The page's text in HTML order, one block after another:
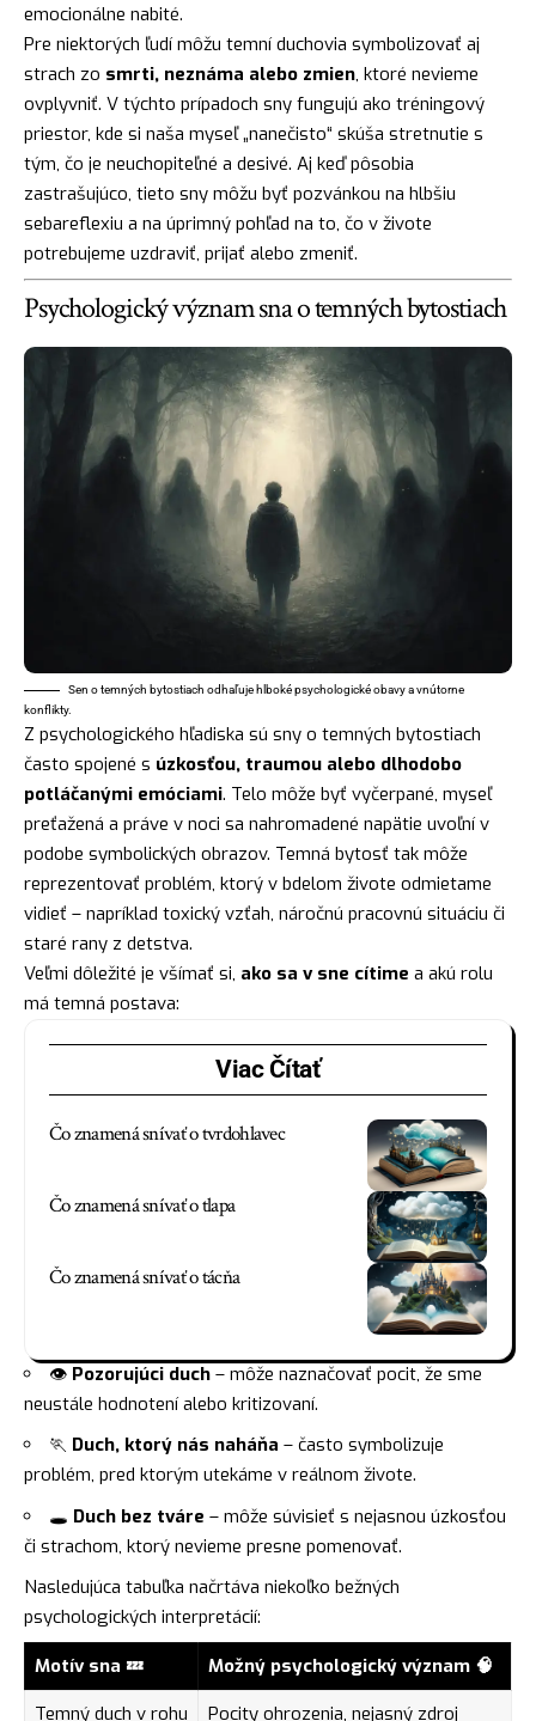
emocionálne nabité.
Pre niektorých ľudí môžu temní duchovia symbolizovať aj
strach zo smrti, neznáma alebo zmien, ktoré nevieme
ovplyvniť. V týchto prípadoch sny fungujú ako tréningový
priestor, kde si naša myseľ „nanečisto“ skúša stretnutie s
tým, čo je neuchopiteľné a desivé. Aj keď pôsobia
zastrašujúco, tieto sny môžu byť pozvánkou na hlbšiu
sebareflexiu a na úprimný pohľad na to, čo v živote
potrebujeme uzdraviť, prijať alebo zmeniť.
Psychologický význam sna o temných bytostiach
Sen o temných bytostiach odhaľuje hlboké psychologické obavy a vnútorne
konflikty.
Z psychologického hľadiska sú sny o temných bytostiach
často spojené s úzkosťou, traumou alebo dlhodobo
potláčanými emóciami. Telo môže byť vyčerpané, myseľ
preťažená a práve v noci sa nahromadené napätie uvoľní v
podobe symbolických obrazov. Temná bytosť tak môže
reprezentovať problém, ktorý v bdelom živote odmietame
vidieť – napríklad toxický vzťah, náročnú pracovnú situáciu či
staré rany z detstva.
Veľmi dôležité je všímať si, ako sa v sne cítime a akú rolu
má temná postava:
Viac Čítať
Čo znamená snívať o tvrdohlavec
Čo znamená snívať o tlapa
Čo znamená snívať o tácňa
👁️ Pozorujúci duch – môže naznačovať pocit, že sme
neustále hodnotení alebo kritizovaní.
🏃 Duch, ktorý nás naháňa – často symbolizuje
problém, pred ktorým utekáme v reálnom živote.
🕳️ Duch bez tváre – môže súvisieť s nejasnou úzkosťou
či strachom, ktorý nevieme presne pomenovať.
Nasledujúca tabuľka načrtáva niekoľko bežných
psychologických interpretácií:
Motív sna 💤
Možný psychologický význam 🧠
Temný duch v rohu
Pocity ohrozenia, nejasný zdroj